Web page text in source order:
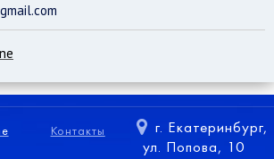
Контакты
г. Екатеринбург,
ул. Попова, 10